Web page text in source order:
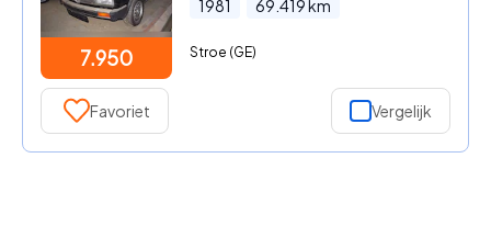
7.950
1981 69.419km
Stroe (GE)
Favoriet Vergelijk